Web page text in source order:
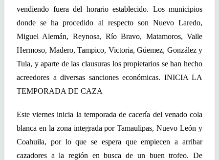
vendiendo fuera del horario establecido. Los municipios
donde se ha procedido al respecto son Nuevo Laredo,
Miguel Alemán, Reynosa, Río Bravo, Matamoros, Valle
Hermoso, Madero, Tampico, Victoria, Güemez, González y
Tula, y aparte de las clausuras los propietarios se han hecho
acreedores a diversas sanciones económicas. INICIA LA
TEMPORADA DE CAZA
Este viernes inicia la temporada de cacería del venado cola
blanca en la zona integrada por Tamaulipas, Nuevo León y
Coahuila, por lo que se espera que empiecen a arribar
cazadores a la región en busca de un buen trofeo. De